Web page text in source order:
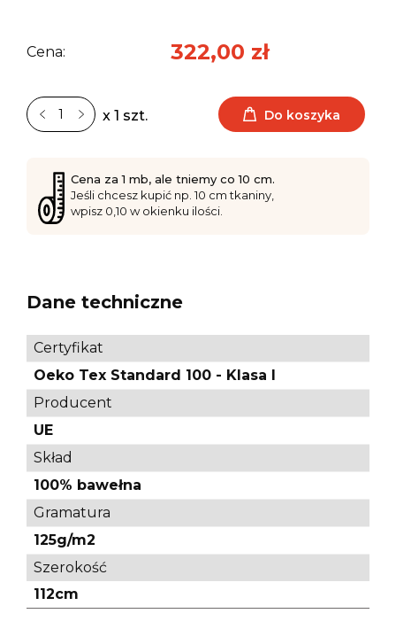
Cena: 322,00 zł
x 1 szt. Do koszyka
Cena za 1 mb, ale tniemy co 10 cm.
Jeśli chcesz kupić np. 10 cm tkaniny,
wpisz 0,10 w okienku ilości.
Dane techniczne
Certyfikat
Oeko Tex Standard 100 - Klasa I
Producent
UE
Skład
100% bawełna
Gramatura
125g/m2
Szerokość
112cm